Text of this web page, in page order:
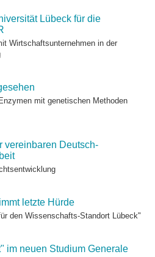
Lübeck für die
Wirtschaftsunternehmen in der
mit genetischen Methoden
vereinbaren Deutsch-
letzte Hürde
den Wissenschafts-Standort Lübeck"
im neuen Studium Generale